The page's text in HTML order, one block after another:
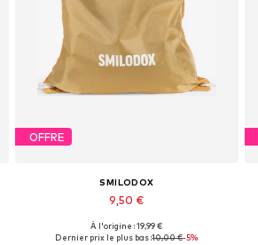
OFFRE
SMILODOX
9,50 €
Tailles disponibles: One Size
À l'origine : 19,99 €
Dernier prix le plus bas :10,00 €-5%